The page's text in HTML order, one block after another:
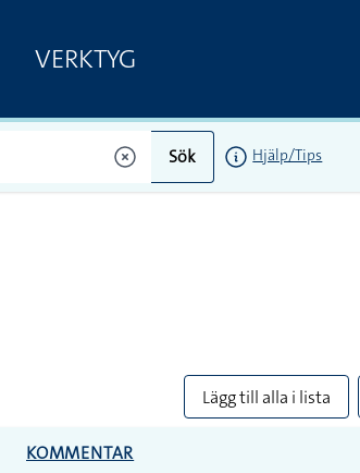
VERKTYG
Sök Hjälp/Tips
Lägg till alla i lista
KOMMENTAR